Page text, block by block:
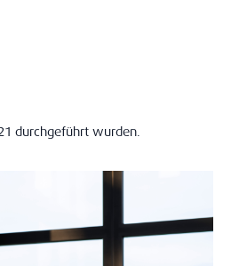
durchgeführt wurden.